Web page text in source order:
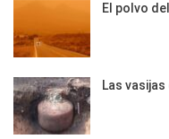
El polvo
Las